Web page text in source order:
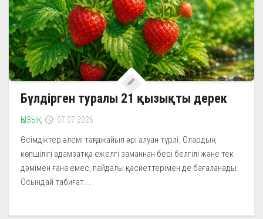
Бүлдірген туралы 21 қызықты дерек
ҚЫЗЫҚ 07.07.2026
Өсімдіктер әлемі таңғажайып әрі алуан түрлі. Олардың
көпшілігі адамзатқа ежелгі заманнан бері белгілі және тек
дәмімен ғана емес, пайдалы қасиеттерімен де бағаланады.
Осындай табиғат...